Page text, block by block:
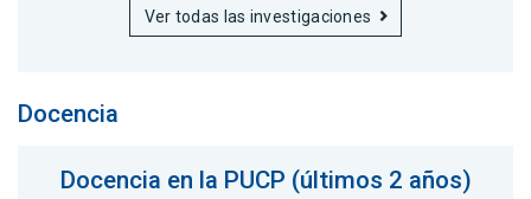
Ver todas las investigaciones
Docencia
Docencia en la PUCP (últimos 2 años)